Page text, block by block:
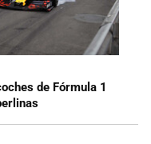
de Fórmula 1